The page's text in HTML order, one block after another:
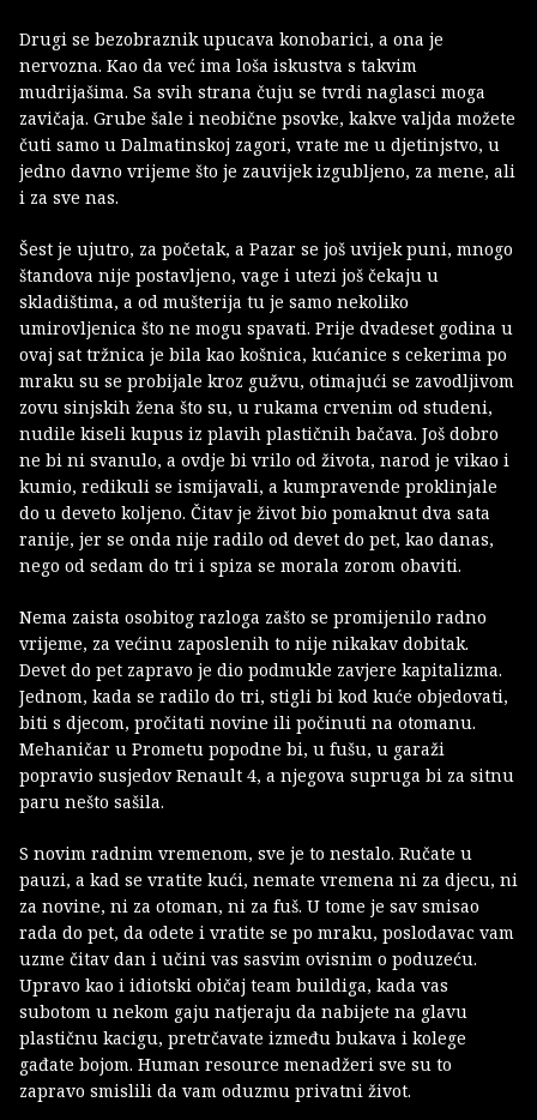
Drugi se bezobraznik upucava konobarici, a ona je
nervozna. Kao da već ima loša iskustva s takvim
mudrijašima. Sa svih strana čuju se tvrdi naglasci moga
zavičaja. Grube šale i neobične psovke, kakve valjda možete
čuti samo u Dalmatinskoj zagori, vrate me u djetinjstvo, u
jedno davno vrijeme što je zauvijek izgubljeno, za mene, ali
i za sve nas.
Šest je ujutro, za početak, a Pazar se još uvijek puni, mnogo
štandova nije postavljeno, vage i utezi još čekaju u
skladištima, a od mušterija tu je samo nekoliko
umirovljenica što ne mogu spavati. Prije dvadeset godina u
ovaj sat tržnica je bila kao košnica, kućanice s cekerima po
mraku su se probijale kroz gužvu, otimajući se zavodljivom
zovu sinjskih žena što su, u rukama crvenim od studeni,
nudile kiseli kupus iz plavih plastičnih bačava. Još dobro
ne bi ni svanulo, a ovdje bi vrilo od života, narod je vikao i
kumio, redikuli se ismijavali, a kumpravende proklinjale
do u deveto koljeno. Čitav je život bio pomaknut dva sata
ranije, jer se onda nije radilo od devet do pet, kao danas,
nego od sedam do tri i spiza se morala zorom obaviti.
Nema zaista osobitog razloga zašto se promijenilo radno
vrijeme, za većinu zaposlenih to nije nikakav dobitak.
Devet do pet zapravo je dio podmukle zavjere kapitalizma.
Jednom, kada se radilo do tri, stigli bi kod kuće objedovati,
biti s djecom, pročitati novine ili počinuti na otomanu.
Mehaničar u Prometu popodne bi, u fušu, u garaži
popravio susjedov Renault 4, a njegova supruga bi za sitnu
paru nešto sašila.
S novim radnim vremenom, sve je to nestalo. Ručate u
pauzi, a kad se vratite kući, nemate vremena ni za djecu, ni
za novine, ni za otoman, ni za fuš. U tome je sav smisao
rada do pet, da odete i vratite se po mraku, poslodavac vam
uzme čitav dan i učini vas sasvim ovisnim o poduzeću.
Upravo kao i idiotski običaj team buildiga, kada vas
subotom u nekom gaju natjeraju da nabijete na glavu
plastičnu kacigu, pretrčavate između bukava i kolege
gađate bojom. Human resource menadžeri sve su to
zapravo smislili da vam oduzmu privatni život.